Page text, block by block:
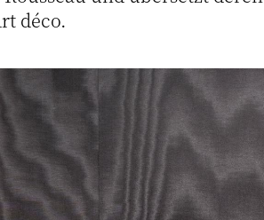
déco.